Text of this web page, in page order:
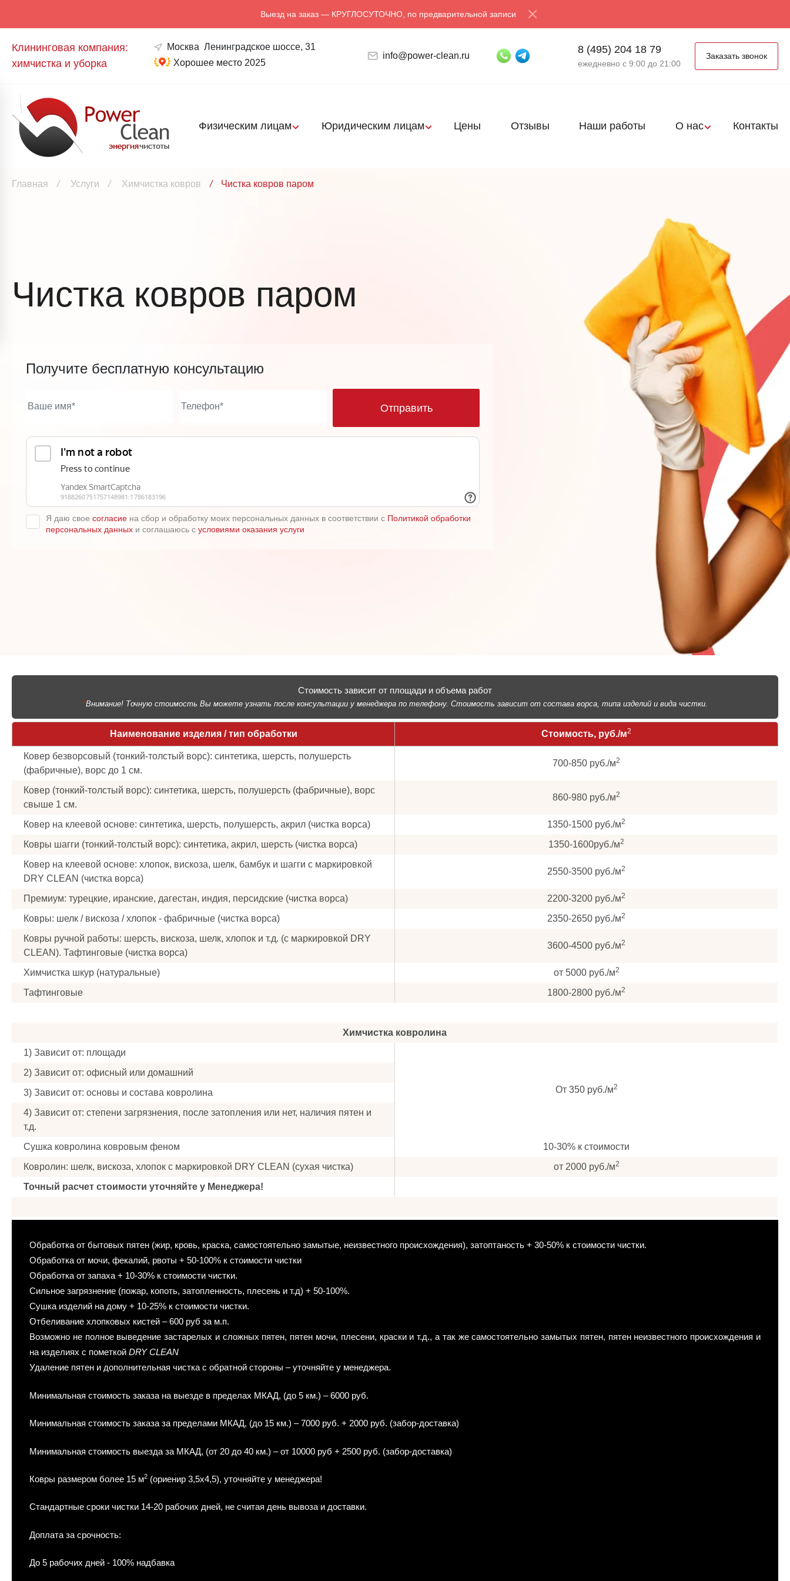
Выезд на заказ — КРУГЛОСУТОЧНО, по предварительной записи
Клининговая компания:
химчистка и уборка
Москва Ленинградское шоссе, 31
Хорошее место 2025
info@power-clean.ru
8 (495) 204 18 79
ежедневно с 9:00 до 21:00
Заказать звонок
Физическим лицам Юридическим лицам Цены Отзывы Наши работы О нас Контакты
Главная / Услуги / Химчистка ковров / Чистка ковров паром
Чистка ковров паром
Получите бесплатную консультацию
Отправить
Я даю свое согласие на сбор и обработку моих персональных данных в соответствии с Политикой обработки
персональных данных и соглашаюсь с условиями оказания услуги
Стоимость зависит от площади и объема работ
*Внимание! Точную стоимость Вы можете узнать после консультации у менеджера по телефону. Стоимость зависит от состава ворса, типа изделий и вида чистки.
Наименование изделия / тип обработки Стоимость, руб./м2
Ковер безворсовый (тонкий-толстый ворс): синтетика, шерсть, полушерсть
(фабричные), ворс до 1 см.
700-850 руб./м2
Ковер (тонкий-толстый ворс): синтетика, шерсть, полушерсть (фабричные), ворс
cвыше 1 см.
860-980 руб./м2
Ковер на клеевой основе: синтетика, шерсть, полушерсть, акрил (чистка ворса) 1350-1500 руб./м2
Ковры шагги (тонкий-толстый ворс): синтетика, акрил, шерсть (чистка ворса) 1350-1600руб./м2
Ковер на клеевой основе: хлопок, вискоза, шелк, бамбук и шагги с маркировкой
DRY CLEAN (чистка ворса)
2550-3500 руб./м2
Премиум: турецкие, иранские, дагестан, индия, персидские (чистка ворса) 2200-3200 руб./м2
Ковры: шелк / вискоза / хлопок - фабричные (чистка ворса) 2350-2650 руб./м2
Ковры ручной работы: шерсть, вискоза, шелк, хлопок и т.д. (с маркировкой DRY
CLEAN). Тафтинговые (чистка ворса)
3600-4500 руб./м2
Химчистка шкур (натуральные) от 5000 руб./м2
Тафтинговые 1800-2800 руб./м2
Химчистка ковролина
1) Зависит от: площади
От 350 руб./м2
2) Зависит от: офисный или домашний
3) Зависит от: основы и состава ковролина
4) Зависит от: степени загрязнения, после затопления или нет, наличия пятен и
т.д.
Сушка ковролина ковровым феном
10-30% к стоимости
Ковролин: шелк, вискоза, хлопок с маркировкой DRY CLEAN (сухая чистка)
от 2000 руб./м2
Точный расчет стоимости уточняйте у Менеджера!
Обработка от бытовых пятен (жир, кровь, краска, самостоятельно замытые, неизвестного происхождения), затоптаность + 30-50% к стоимости чистки.
Обработка от мочи, фекалий, рвоты + 50-100% к стоимости чистки
Обработка от запаха + 10-30% к стоимости чистки.
Сильное загрязнение (пожар, копоть, затопленность, плесень и т.д) + 50-100%.
Сушка изделий на дому + 10-25% к стоимости чистки.
Отбеливание хлопковых кистей – 600 руб за м.п.
Возможно не полное выведение застарелых и сложных пятен, пятен мочи, плесени, краски и т.д., а так же самостоятельно замытых пятен, пятен неизвестного происхождения и
на изделиях с пометкой DRY CLEAN
Удаление пятен и дополнительная чистка с обратной стороны – уточняйте у менеджера.
Минимальная стоимость заказа на выезде в пределах МКАД, (до 5 км.) – 6000 руб.
Минимальная стоимость заказа за пределами МКАД, (до 15 км.) – 7000 руб. + 2000 руб. (забор-доставка)
Минимальная стоимость выезда за МКАД, (от 20 до 40 км.) – от 10000 руб + 2500 руб. (забор-доставка)
Ковры размером более 15 м2 (ориенир 3,5x4,5), уточняйте у менеджера!
Стандартные сроки чистки 14-20 рабочих дней, не считая день вывоза и доставки.
Доплата за срочность:
До 5 рабочих дней - 100% надбавка